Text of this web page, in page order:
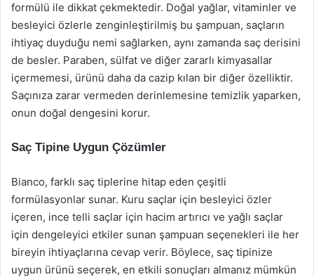
formülü ile dikkat çekmektedir. Doğal yağlar, vitaminler ve
besleyici özlerle zenginleştirilmiş bu şampuan, saçların
ihtiyaç duyduğu nemi sağlarken, aynı zamanda saç derisini
de besler. Paraben, sülfat ve diğer zararlı kimyasallar
içermemesi, ürünü daha da cazip kılan bir diğer özelliktir.
Saçınıza zarar vermeden derinlemesine temizlik yaparken,
onun doğal dengesini korur.
Saç Tipine Uygun Çözümler
Bianco, farklı saç tiplerine hitap eden çeşitli
formülasyonlar sunar. Kuru saçlar için besleyici özler
içeren, ince telli saçlar için hacim artırıcı ve yağlı saçlar
için dengeleyici etkiler sunan şampuan seçenekleri ile her
bireyin ihtiyaçlarına cevap verir. Böylece, saç tipinize
uygun ürünü seçerek, en etkili sonuçları almanız mümkün